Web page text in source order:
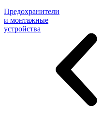
Предохранители
и монтажные
устройства